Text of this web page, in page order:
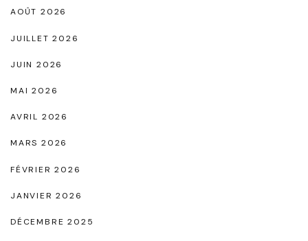
o
n
i
r
"
AOÛT 2026
JUILLET 2026
JUIN 2026
MAI 2026
AVRIL 2026
MARS 2026
FÉVRIER 2026
JANVIER 2026
DÉCEMBRE 2025